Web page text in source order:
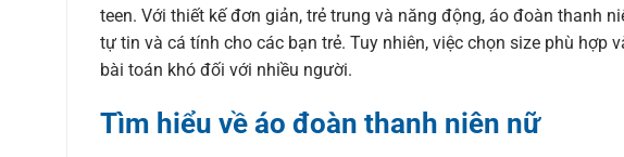
teen. Với thiết kế đơn giản, trẻ trung và năng động, áo đoàn thanh
tự tin và cá tính cho các bạn trẻ. Tuy nhiên, việc chọn size phù hợp
bài toán khó đối với nhiều người.
Tìm hiểu về áo đoàn thanh niên nữ